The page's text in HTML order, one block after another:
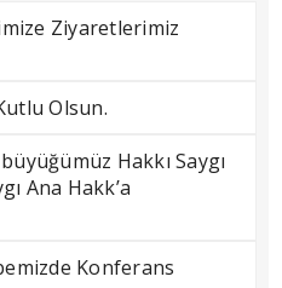
Ziyaretlerimiz
Olsun.
Hakkı Saygı
Ana Hakk’a
Konferans